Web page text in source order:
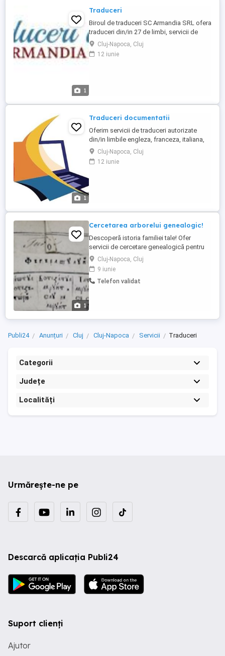
1
Traduceri
Biroul de traduceri SC Armandia SRL ofera
traduceri din/in 27 de limbi, servicii de
legalizare notariale, apostile,
supralegalizare, in cel mai scurt timp si la
cele mai avantajoase preturi. Pentru mai
Cluj-Napoca, Cluj
12 iunie
1
Traduceri documentatii
Oferim servicii de traduceri autorizate
din/in limbile engleza, franceza, italiana,
spaniola, maghiara, germana, olandeza,
norvegiana, daneza, ceha, slovaca,
slovena, croata, ucraineana, rusa,
Cluj-Napoca, Cluj
12 iunie
1
Cercetarea arborelui genealogic!
Descoperă istoria familiei tale! Ofer
servicii de cercetare genealogică pentru
persoanele care doresc să afle mai multe
despre strămoșii lor și originile familiei. Pe
baza documentelor din arhive și a altor
surse istorice, te pot ajuta să îți
Cluj-Napoca, Cluj
9 iunie
Telefon validat
Publi24 Anunțuri Cluj Cluj-Napoca Servicii Traduceri
Categorii
Județe
Localități
Urmărește-ne pe
Descarcă aplicația Publi24
Suport clienți
Ajutor